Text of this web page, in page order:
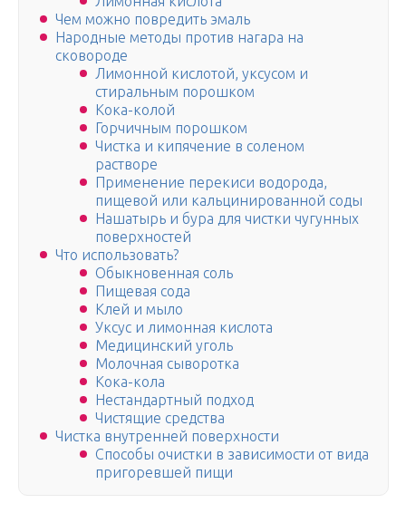
Чем можно повредить эмаль
Народные методы против нагара на
сковороде
Лимонной кислотой, уксусом и
стиральным порошком
Кока-колой
Горчичным порошком
Чистка и кипячение в соленом
растворе
Применение перекиси водорода,
пищевой или кальцинированной соды
Нашатырь и бура для чистки чугунных
поверхностей
Что использовать?
Обыкновенная соль
Пищевая сода
Клей и мыло
Уксус и лимонная кислота
Медицинский уголь
Молочная сыворотка
Кока-кола
Нестандартный подход
Чистящие средства
Чистка внутренней поверхности
Способы очистки в зависимости от вида
пригоревшей пищи